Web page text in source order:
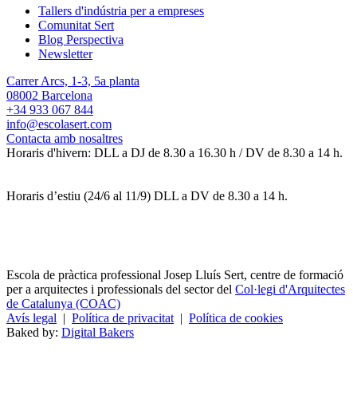
Tallers d'indústria per a empreses
Comunitat Sert
Blog Perspectiva
Newsletter
Carrer Arcs, 1-3, 5a planta
08002 Barcelona
+34 933 067 844
info@escolasert.com
Contacta amb nosaltres
Horaris d'hivern: DLL a DJ de 8.30 a 16.30 h / DV de 8.30 a 14 h.
Horaris d’estiu (24/6 al 11/9) DLL a DV de 8.30 a 14 h.
Escola de pràctica professional Josep Lluís Sert, centre de formació
per a arquitectes i professionals del sector del Col·legi d'Arquitectes
de Catalunya (COAC)
Avís legal | Política de privacitat | Política de cookies
Baked by: Digital Bakers